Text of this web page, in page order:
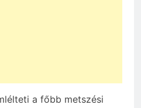
a főbb metszési